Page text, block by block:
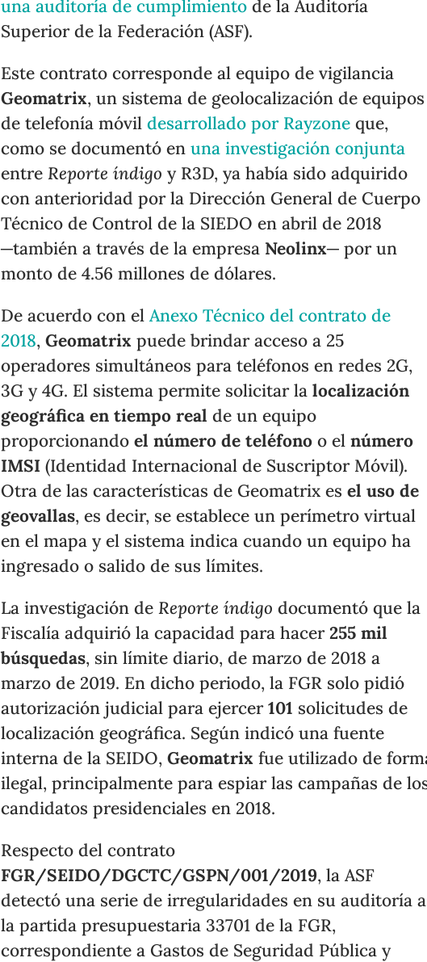
una auditoría de cumplimiento de la Auditoría
Superior de la Federación (ASF).
Este contrato corresponde al equipo de vigilancia
Geomatrix, un sistema de geolocalización de equipos
de telefonía móvildesarrollado por Rayzone que,
como se documentó enuna investigación conjunta
entreReporte índigo y R3D, ya había sido adquirido
con anterioridad por la Dirección General de Cuerpo
Técnico de Control de la SIEDO en abril de 2018
─también a través de la empresa Neolinx─ por un
monto de 4.56 millones de dólares.
De acuerdo con elAnexo Técnico del contrato de
2018,Geomatrix puede brindar acceso a 25
operadores simultáneos para teléfonos en redes 2G,
3G y 4G. El sistema permite solicitar lalocalización
geográfica en tiempo real de un equipo
proporcionandoel número de teléfono o elnúmero
IMSI (Identidad Internacional de Suscriptor Móvil).
Otra de las características de Geomatrix esel uso de
geovallas, es decir, se establece un perímetro virtual
en el mapa y el sistema indica cuando un equipo ha
ingresado o salido de sus límites.
La investigación deReporte índigo documentó que la
Fiscalía adquirió la capacidad para hacer255 mil
búsquedas, sin límite diario, de marzo de 2018 a
marzo de 2019. En dicho periodo, la FGR solo pidió
autorización judicial para ejercer101 solicitudes de
localización geográfica. Según indicó una fuente
interna de la SEIDO,Geomatrix fue utilizado de
ilegal, principalmente para espiar las campañas de
candidatos presidenciales en 2018.
Respecto del contrato
FGR/SEIDO/DGCTC/GSPN/001/2019, la ASF
detectó una serie de irregularidades en su auditoría a
la partida presupuestaria 33701 de la FGR,
correspondiente a Gastos de Seguridad Pública y